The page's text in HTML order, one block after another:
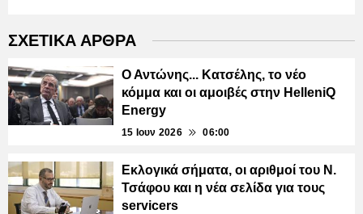
ΣΧΕΤΙΚΑ ΑΡΘΡΑ
Ο Αντώνης... Κατσέλης, το νέο
κόμμα και οι αμοιβές στην HelleniQ
Energy
15 Ιουν 2026 06:00
Εκλογικά σήματα, οι αριθμοί του Ν.
Τσάφου και η νέα σελίδα για τους
servicers